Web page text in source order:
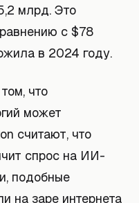
млрд. Это
с $78
в 2024 году.
что
может
считают, что
спрос на ИИ-
подобные
на заре интернета